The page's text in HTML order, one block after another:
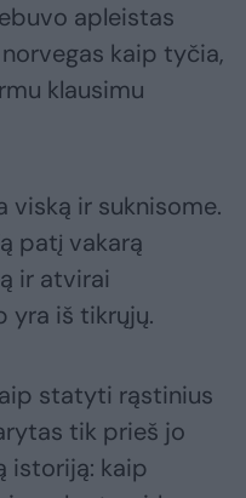
apleistas
kaip tyčia,
klausimu
viską ir suknisome.
patį vakarą
ir atvirai
yra iš tikrųjų.
statyti rąstinius
tik prieš jo
istoriją: kaip